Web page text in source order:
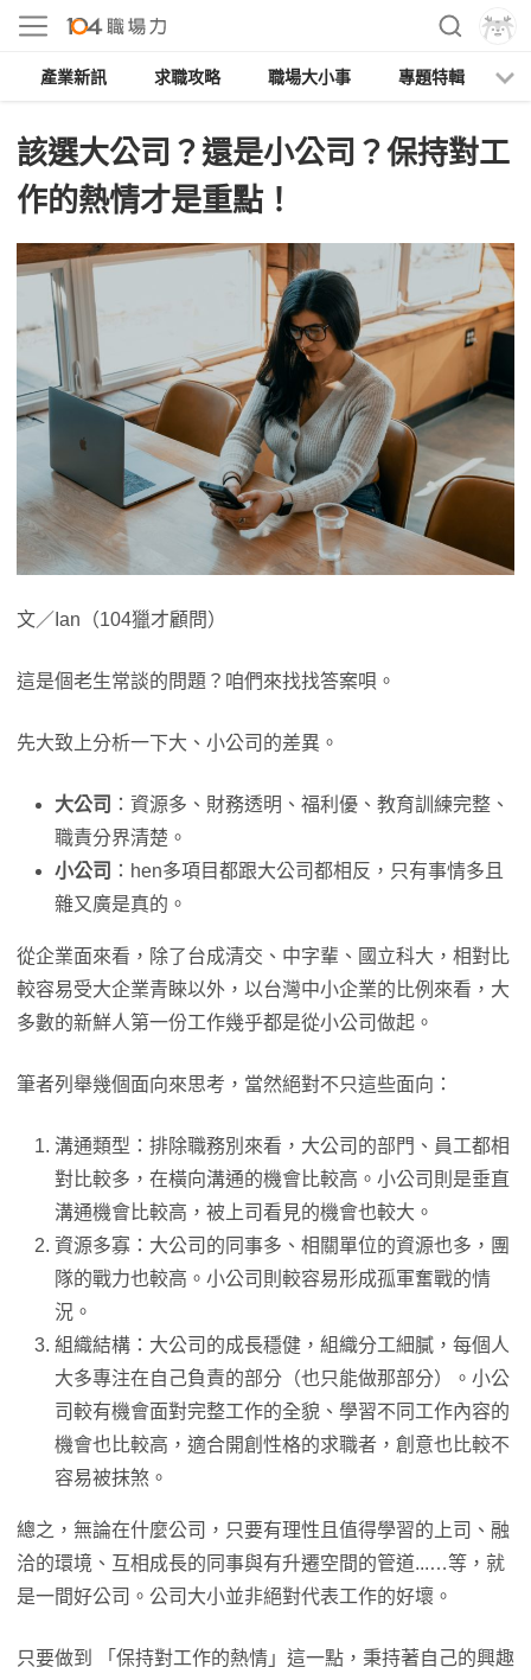
產業新訊 求職攻略 職場大小事 專題特輯
該選大公司？還是小公司？保持對工
作的熱情才是重點！
文／Ian（104獵才顧問）
這是個老生常談的問題？咱們來找找答案唄。
先大致上分析一下大、小公司的差異。
大公司 ：資源多、財務透明、福利優、教育訓練完整、
職責分界清楚。
小公司 ：hen多項目都跟大公司都相反，只有事情多且
雜又廣是真的。
從企業面來看，除了台成清交、中字輩、國立科大，相對比
較容易受大企業青睞以外，以台灣中小企業的比例來看，大
多數的新鮮人第一份工作幾乎都是從小公司做起。
筆者列舉幾個面向來思考，當然絕對不只這些面向：
溝通類型：排除職務別來看，大公司的部門、員工都相
對比較多，在橫向溝通的機會比較高。小公司則是垂直
溝通機會比較高，被上司看見的機會也較大。
資源多寡：大公司的同事多、相關單位的資源也多，團
隊的戰力也較高。小公司則較容易形成孤軍奮戰的情
況。
組織結構：大公司的成長穩健，組織分工細膩，每個人
大多專注在自己負責的部分（也只能做那部分）。小公
司較有機會面對完整工作的全貌、學習不同工作內容的
機會也比較高，適合開創性格的求職者，創意也比較不
容易被抹煞。
總之，無論在什麼公司，只要有理性且值得學習的上司、融
洽的環境、互相成長的同事與有升遷空間的管道...…等，就
是一間好公司。公司大小並非絕對代表工作的好壞。
只要做到 「保持對工作的熱情」這一點，秉持著自己的興趣